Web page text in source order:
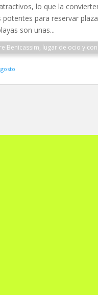
lo que la
potentes para reservar
son unas...
Benicassim, lugar de ocio y